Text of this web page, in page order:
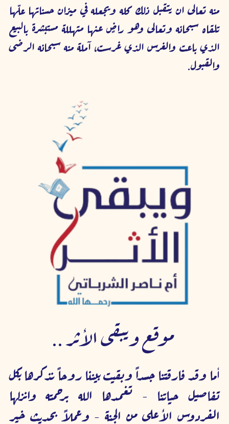
الذي باعت والغرس الذي غرست، آملة منه سبحانه الرضى
والقبول.
موقع ويبقى الأثر ..
أ
ما وقد فارقتنا جسداً وبقيت بيننا روحاً نذكرها بكل